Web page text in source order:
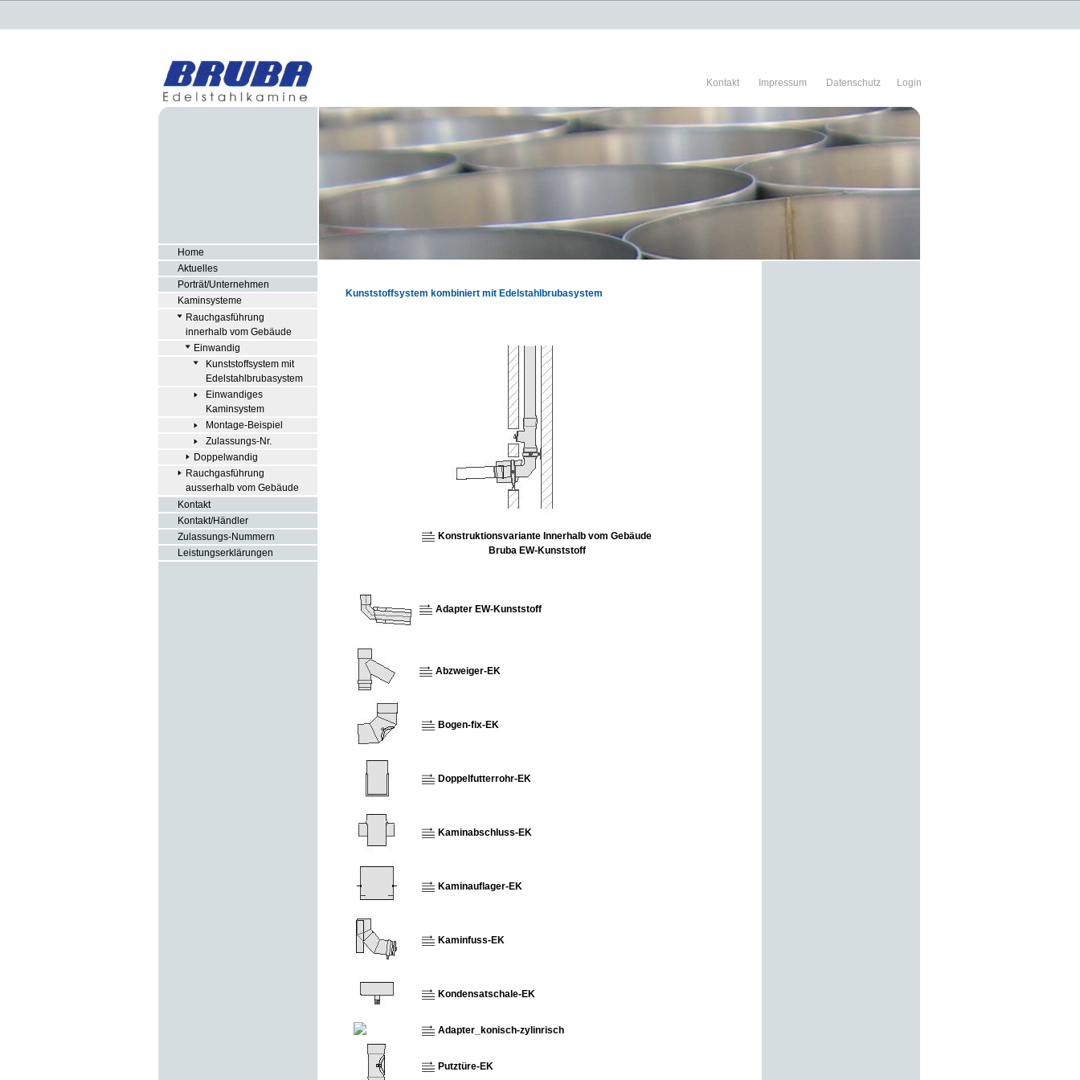
Kontakt Impressum Datenschutz Login
Home
Aktuelles
Porträt/Unternehmen
Kaminsysteme
Rauchgasführung
innerhalb vom Gebäude
Einwandig
Kunststoffsystem mit
Edelstahlbrubasystem
Einwandiges
Kaminsystem
Montage-Beispiel
Zulassungs-Nr.
Doppelwandig
Rauchgasführung
ausserhalb vom Gebäude
Kontakt
Kontakt/Händler
Zulassungs-Nummern
Leistungserklärungen
Kunststoffsystem kombiniert mit Edelstahlbrubasystem
Konstruktionsvariante Innerhalb vom Gebäude
Bruba EW-Kunststoff
Adapter EW-Kunststoff
Abzweiger-EK
Bogen-fix-EK
Doppelfutterrohr-EK
Kaminabschluss-EK
Kaminauflager-EK
Kaminfuss-EK
Kondensatschale-EK
Adapter_konisch-zylinrisch
Putztüre-EK